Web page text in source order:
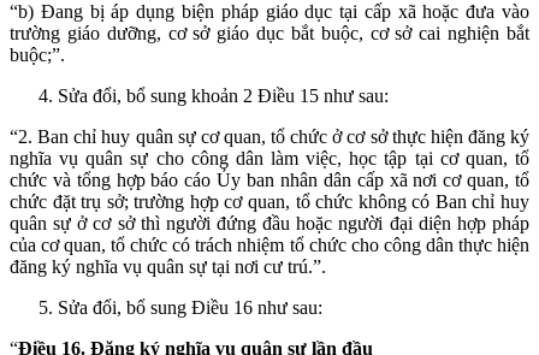
“b) Đang bị áp dụng biện pháp giáo dục tại cấp xã hoặc đưa vào
trường giáo dưỡng, cơ sở giáo dục bắt buộc, cơ sở cai nghiện bắt
buộc;”.
Sửa đổi, bổ sung khoản 2 Điều 15 như sau:
“2. Ban chỉ huy quân sự cơ quan, tổ chức ở cơ sở thực hiện đăng ký
nghĩa vụ quân sự cho công dân làm việc, học tập tại cơ quan, tổ
chức và tổng hợp báo cáo Ủy ban nhân dân cấp xã nơi cơ quan, tổ
chức đặt trụ sở; trường hợp cơ quan, tổ chức không có Ban chỉ huy
quân sự ở cơ sở thì người đứng đầu hoặc người đại diện hợp pháp
của cơ quan, tổ chức có trách nhiệm tổ chức cho công dân thực hiện
đăng ký nghĩa vụ quân sự tại nơi cư trú.”.
Sửa đổi, bổ sung Điều 16 như sau:
“Điều 16. Đăng ký nghĩa vụ quân sự lần đầu